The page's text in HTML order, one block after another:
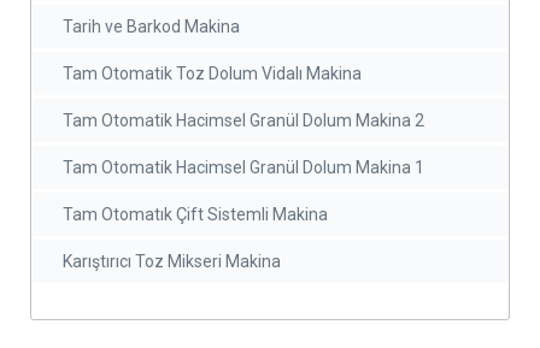
Tarih ve Barkod Makina
Tam Otomatik Toz Dolum Vidalı Makina
Tam Otomatik Hacimsel Granül Dolum Makina 2
Tam Otomatik Hacimsel Granül Dolum Makina 1
Tam Otomatık Çift Sistemli Makina
Karıştırıcı Toz Mikseri Makina